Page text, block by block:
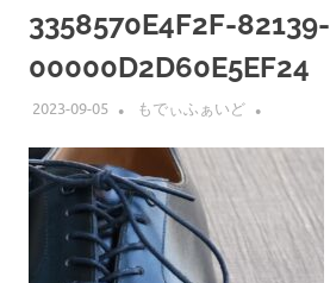
3358570E4F2F-82139-
00000D2D60E5EF24
2023-09-05 もでぃふぁいど